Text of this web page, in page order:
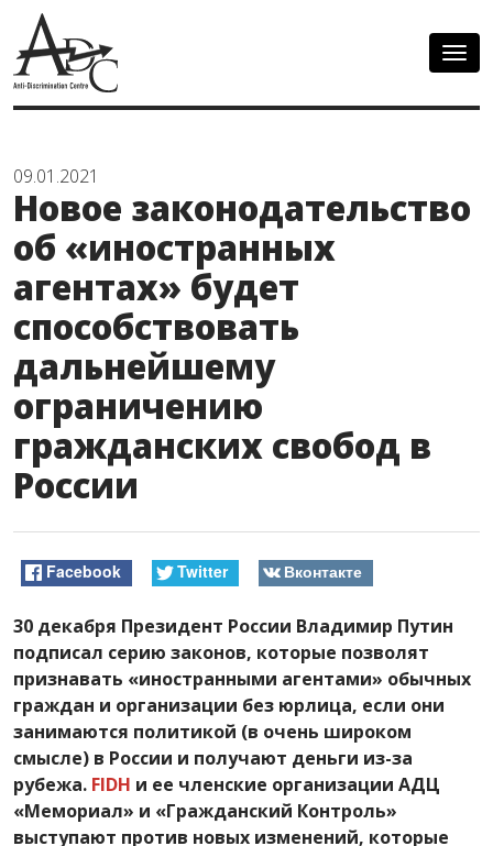
09.01.2021
Новое законодательство
об «иностранных
агентах» будет
способствовать
дальнейшему
ограничению
гражданских свобод в
России
Facebook Twitter Вконтакте
30 декабря Президент России Владимир Путин
подписал серию законов, которые позволят
признавать «иностранными агентами» обычных
граждан и организации без юрлица, если они
занимаются политикой (в очень широком
смысле) в России и получают деньги из-за
рубежа. FIDH и ее членские организации АДЦ
«Мемориал» и «Гражданский Контроль»
выступают против новых изменений, которые